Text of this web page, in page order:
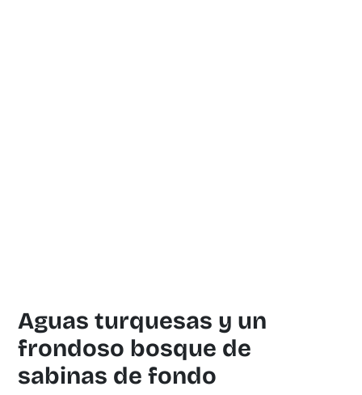
Aguas turquesas y un
frondoso bosque de
sabinas de fondo